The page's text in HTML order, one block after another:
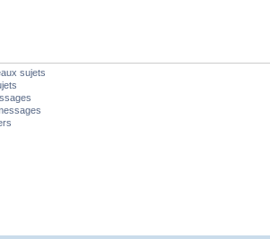
sujets